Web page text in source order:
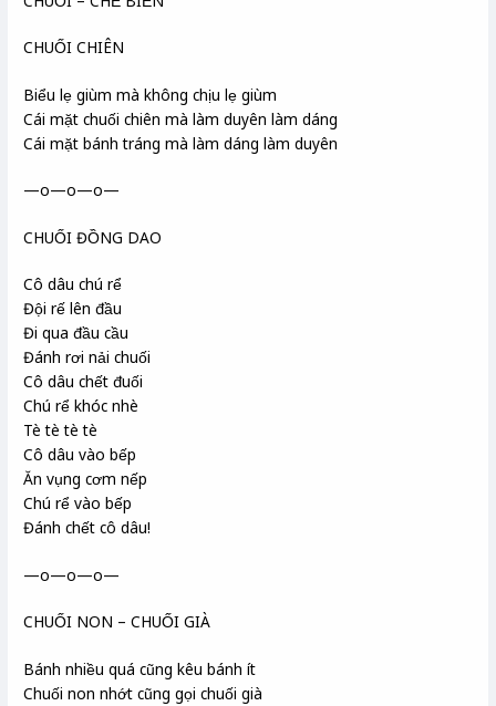
CHUỐI CHIÊN
Biểu lẹ giùm mà không chịu lẹ giùm
Cái mặt chuối chiên mà làm duyên làm dáng
Cái mặt bánh tráng mà làm dáng làm duyên
—o—o—o—
CHUỐI ĐỒNG DAO
Cô dâu chú rể
Đội rế lên đầu
Đi qua đầu cầu
Đánh rơi nải chuối
Cô dâu chết đuối
Chú rể khóc nhè
Tè tè tè tè
Cô dâu vào bếp
Ăn vụng cơm nếp
Chú rể vào bếp
Đánh chết cô dâu!
—o—o—o—
CHUỐI NON – CHUỐI GIÀ
Bánh nhiều quá cũng kêu bánh ít
Chuối non nhớt cũng gọi chuối già